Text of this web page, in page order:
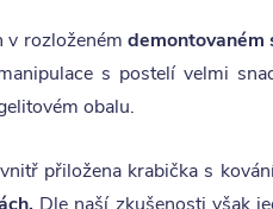
v rozloženém demontovaném
s postelí velmi
obalu.
přiložena krabička s